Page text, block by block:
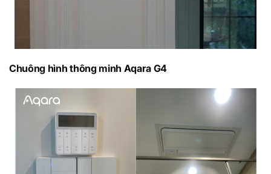
Chuông hình thông minh Aqara G4